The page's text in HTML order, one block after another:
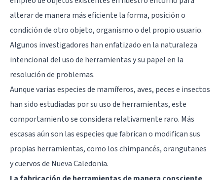
alterar de manera más eficiente la forma, posición o
condición de otro objeto, organismo o del propio usuario.
Algunos investigadores han enfatizado en la naturaleza
intencional del uso de herramientas y su papel en la
resolución de problemas.
Aunque varias especies de mamíferos, aves, peces e insectos
han sido estudiadas por su uso de herramientas, este
comportamiento se considera relativamente raro. Más
escasas aún son las especies que fabrican o modifican sus
propias herramientas, como los chimpancés, orangutanes
y cuervos de Nueva Caledonia.